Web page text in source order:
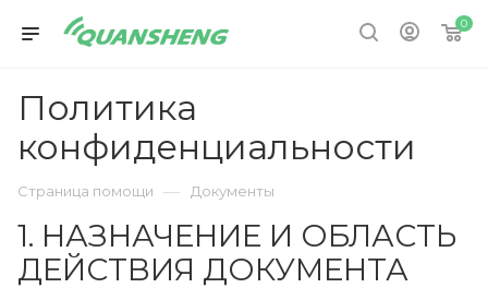
0
Политика
конфиденциальности
Страница помощи — Документы
1. НАЗНАЧЕНИЕ И ОБЛАСТЬ
ДЕЙСТВИЯ ДОКУМЕНТА